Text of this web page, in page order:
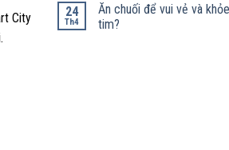
City
24
Th4
Ăn chuối để vui vẻ và khỏe
tim?